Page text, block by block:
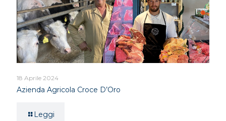
18 Aprile 2024
Azienda Agricola Croce D’Oro
Leggi